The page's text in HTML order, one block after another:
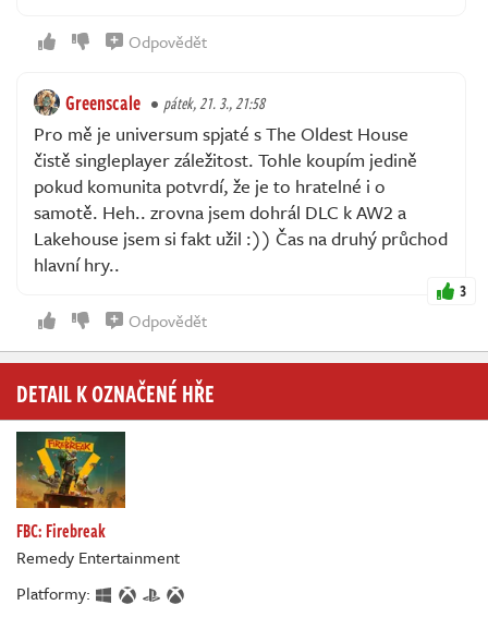
Odpovědět
Greenscale pátek, 21. 3., 21:58
Pro mě je universum spjaté s The Oldest House
čistě singleplayer záležitost. Tohle koupím jedině
pokud komunita potvrdí, že je to hratelné i o
samotě. Heh.. zrovna jsem dohrál DLC k AW2 a
Lakehouse jsem si fakt užil :)) Čas na druhý průchod
hlavní hry..
3
Odpovědět
DETAIL K OZNAČENÉ HŘE
FBC: Firebreak
Remedy Entertainment
Platformy: